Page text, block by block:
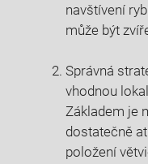
navštívení
může být
Správná
vhodnou
Základem je
dostatečně
položení